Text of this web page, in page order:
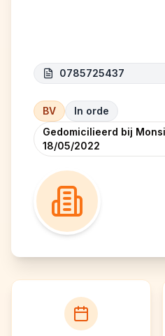
0785725437
BV
In orde
Gedomicilieerd bij
18/05/2022